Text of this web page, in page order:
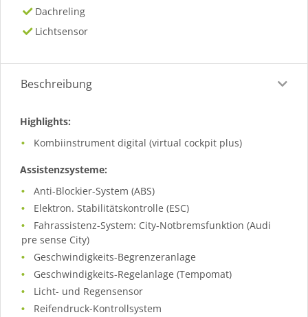
Dachreling
Lichtsensor
Beschreibung
Highlights:
Kombiinstrument digital (virtual cockpit plus)
Assistenzsysteme:
Anti-Blockier-System (ABS)
Elektron. Stabilitätskontrolle (ESC)
Fahrassistenz-System: City-Notbremsfunktion (Audi
pre sense City)
Geschwindigkeits-Begrenzeranlage
Geschwindigkeits-Regelanlage (Tempomat)
Licht- und Regensensor
Reifendruck-Kontrollsystem